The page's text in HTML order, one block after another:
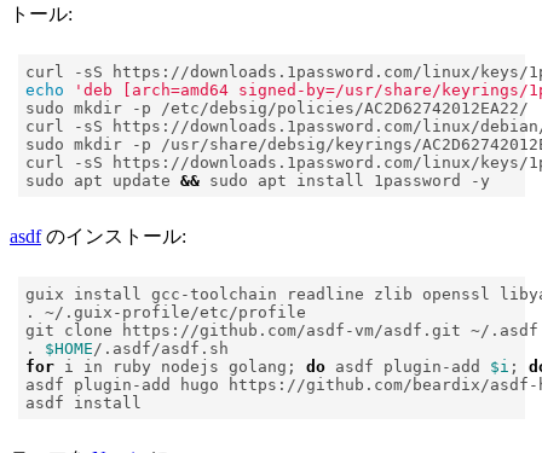
トール:
curl -sS https://downloads.1password.com/linux/keys/
echo
'deb [arch=amd64 signed-by=/usr/share/
curl -sS https://downloads.1password.com/linux/
curl -sS https://downloads.1password.com/linux/keys/
sudo apt update &&
asdfのインストール:
. $HOME
for i in ruby nodejs golang ; do asdf plugin-add $i ;